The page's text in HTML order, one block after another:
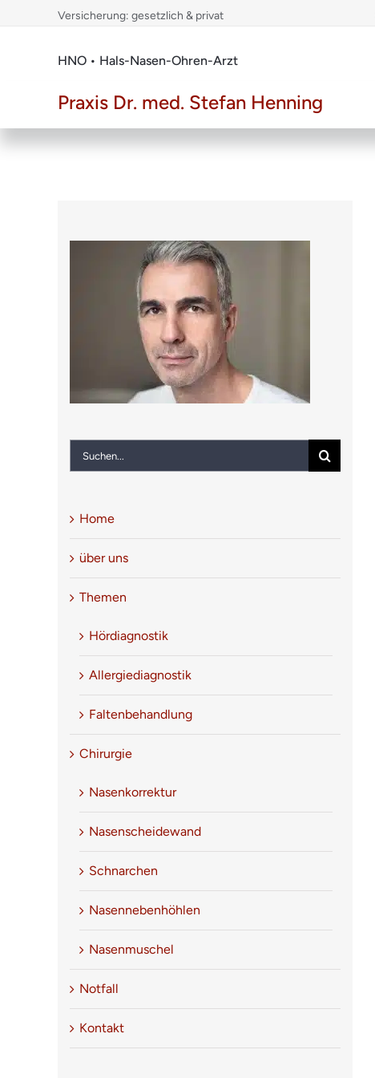
Versicherung: gesetzlich & privat
HNO • Hals-Nasen-Ohren-Arzt
Praxis Dr. med. Stefan Henning
Suche
nach:
Home
über uns
Themen
Hördiagnostik
Allergiediagnostik
Faltenbehandlung
Chirurgie
Nasenkorrektur
Nasenscheidewand
Schnarchen
Nasennebenhöhlen
Nasenmuschel
Notfall
Kontakt
Der beste HNO-Arzt bei dem ich je
war